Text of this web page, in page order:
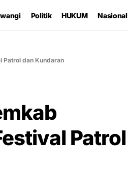
Politik HUKUM Nasional
Patrol dan Kundaran
Patrol